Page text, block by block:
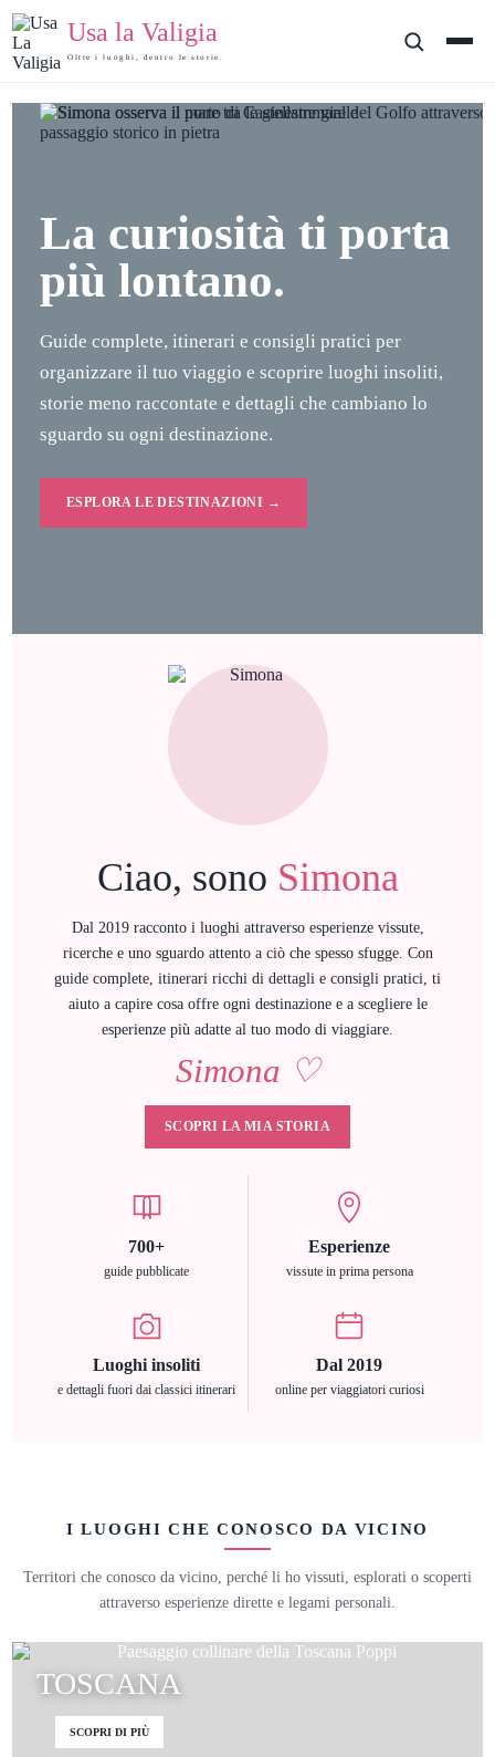
contenuto
Usa la Valigia
Oltre i luoghi, dentro le storie.
La curiosità ti porta
più lontano.
Guide complete, itinerari e consigli pratici per
organizzare il tuo viaggio e scoprire luoghi insoliti,
storie meno raccontate e dettagli che cambiano lo
sguardo su ogni destinazione.
ESPLORA LE DESTINAZIONI →
Ciao, sono Simona
Dal 2019 racconto i luoghi attraverso esperienze vissute,
ricerche e uno sguardo attento a ciò che spesso sfugge. Con
guide complete, itinerari ricchi di dettagli e consigli pratici, ti
aiuto a capire cosa offre ogni destinazione e a scegliere le
esperienze più adatte al tuo modo di viaggiare.
Simona ♡
SCOPRI LA MIA STORIA
700+
guide pubblicate
Esperienze
vissute in prima persona
Luoghi insoliti
e dettagli fuori dai classici itinerari
Dal 2019
online per viaggiatori curiosi
I LUOGHI CHE CONOSCO DA VICINO
Territori che conosco da vicino, perché li ho vissuti, esplorati o scoperti
attraverso esperienze dirette e legami personali.
TOSCANA
SCOPRI DI PIÙ